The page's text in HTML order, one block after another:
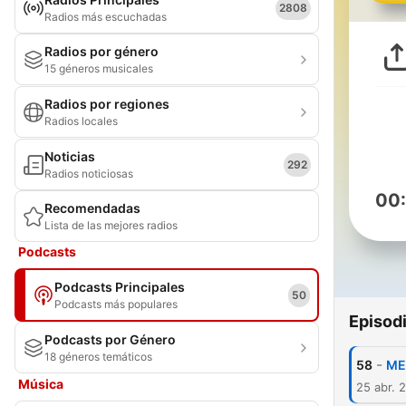
Radios más escuchadas
2808
Radios por género
15 géneros musicales
Radios por regiones
Radios locales
Noticias
Radios noticiosas
292
Recomendadas
Lista de las mejores radios
Podcasts
Podcasts Principales
Podcasts más populares
50
Podcasts por Género
18 géneros temáticos
Música
58 -
25 abr.